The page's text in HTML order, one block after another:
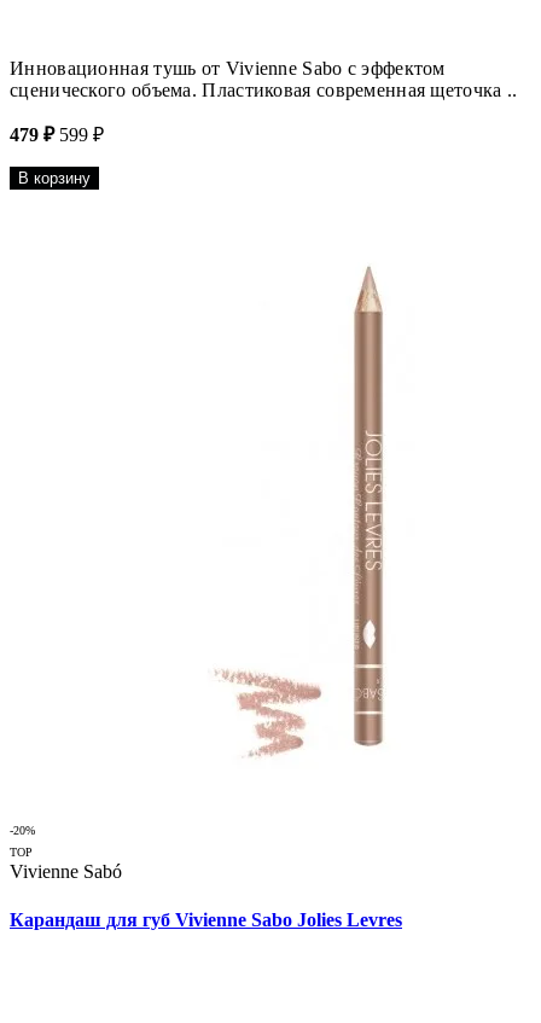
Инновационная тушь от Vivienne Sabo с эффектом
сценического объема. Пластиковая современная щеточка ..
479 ₽ 599 ₽
В корзину
-20%
TOP
Vivienne Sabó
Карандаш для губ Vivienne Sabo Jolies Levres